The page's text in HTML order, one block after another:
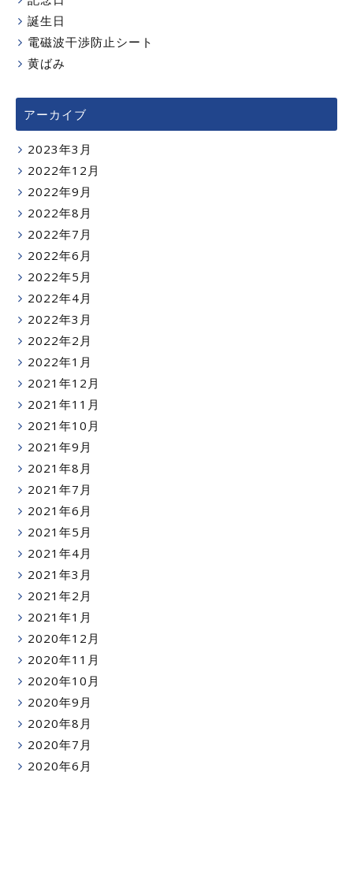
誕生日
電磁波干渉防止シート
黄ばみ
アーカイブ
2023年3月
2022年12月
2022年9月
2022年8月
2022年7月
2022年6月
2022年5月
2022年4月
2022年3月
2022年2月
2022年1月
2021年12月
2021年11月
2021年10月
2021年9月
2021年8月
2021年7月
2021年6月
2021年5月
2021年4月
2021年3月
2021年2月
2021年1月
2020年12月
2020年11月
2020年10月
2020年9月
2020年8月
2020年7月
2020年6月